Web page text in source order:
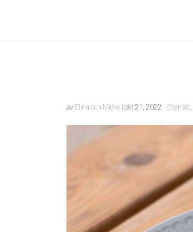
av Elina och Micke |okt 21, 2022 Efterrätt